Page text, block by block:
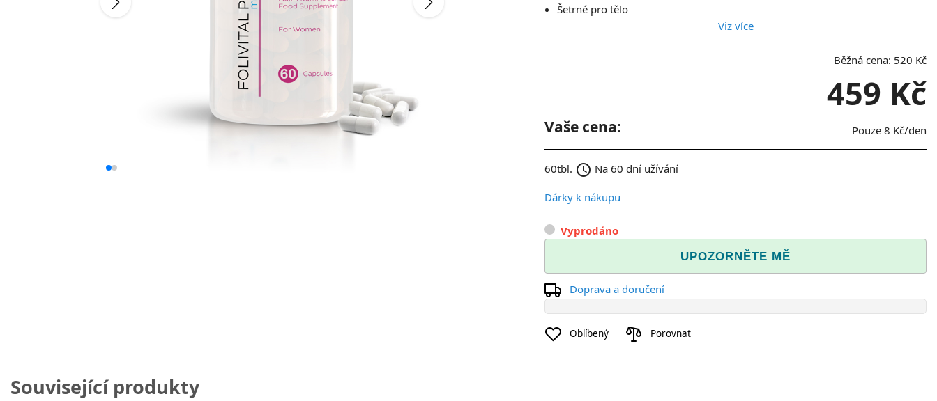
Šetrné pro tělo
Viz více
Běžná cena:520 Kč
Vaše cena:
459 Kč
Pouze 8 Kč/den
60tbl. schedule Na 60 dní užívání
Dárky k nákupu
Vyprodáno
UPOZORNĚTE MĚ
Doprava a doručení
Oblíbený Porovnat
Související produkty